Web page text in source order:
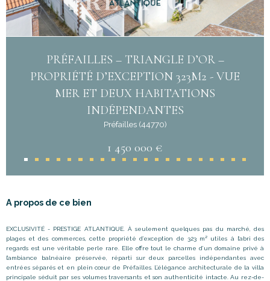
PRÉFAILLES – TRIANGLE D’OR –
PROPRIÉTÉ D’EXCEPTION 323M2 - VUE
MER ET DEUX HABITATIONS
INDÉPENDANTES
Préfailles (44770)
1 450 000 €
A propos de ce bien
EXCLUSIVITÉ - PRESTIGE ATLANTIQUE. À seulement quelques pas du marché, des
plages et des commerces, cette propriété d’exception de 323 m² utiles à l’abri des
regards est une véritable perle rare. Elle offre tout le charme d’un domaine privé à
l’ambiance balnéaire préservée, réparti sur deux parcelles indépendantes avec
entrées séparés et en plein cœur de Préfailles. L’élégance architecturale de la villa
principale séduit par ses volumes traversants et son authenticité intacte. Au rez-de-